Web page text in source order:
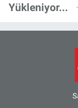
Yükleniyor...